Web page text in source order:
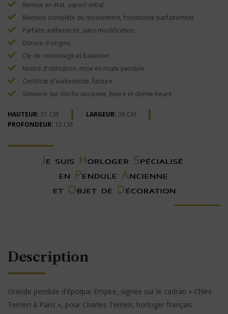
Remise en état, aspect initial.
Révision complète du mouvement, fonctionne parfaitement.
Parfaite authenticité, sans modification.
Dorure d'origine.
Clé de remontage et balancier.
Notice d'utilisation, mise en route pendule.
Certificat d'authenticité, facture.
Sonnerie sur cloche ancienne, heure et demie-heure.
HAUTEUR: 51 CM LARGEUR: 38 CM
PROFONDEUR: 15 CM
Description
Grande pendule d’époque Empire, signée sur le cadran « Chles
Terrien à Paris », pour Charles Terrien, horloger français